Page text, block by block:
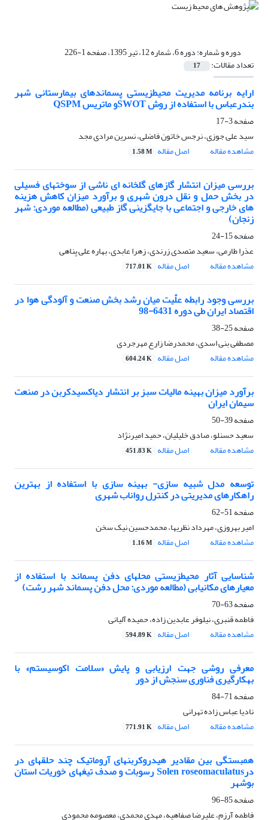
دوره و شماره:دوره 6، شماره 12، تیر 1395، صفحه 1-226
تعداد مقالات: 17
ارایه برنامه مدیریت محیطزیستی پسماندهای بیمارستانی شهر
بندرعباس با استفاده از روش SWOTو ماتریس QSPM
صفحه3-17
سید علی جوزی، نرجس خاتون فاضلی، نسرین مرادی مجد
مشاهده مقاله
اصل مقاله 1.58 M
بررسی میزان انتشار گازهای گلخانه ای ناشی از سوختهای فسیلی
در بخش حمل و نقل درون شهری و برآورد میزان کاهش هزینه
های خارجی و اجتماعی با جایگزینی گاز طبیعی (مطالعه موردی: شهر
زنجان)
صفحه15-24
عذرا طارمی، سعید متصدی زرندی، زهرا عابدی، بهاره علی پناهی
مشاهده مقاله
اصل مقاله 717.01 K
بررسی وجود رابطه علّیت میان رشد بخش صنعت و آلودگی هوا در
اقتصاد ایران طی دوره 6431-98
صفحه25-38
مصطفی بنی اسدی، محمدرضا زارع مهرجردی
مشاهده مقاله
اصل مقاله 604.24 K
برآورد میزان بهینه مالیات سبز بر انتشار دیاکسیدکربن در صنعت
سیمان ایران
صفحه39-50
سعید حسنلو، صادق خلیلیان، حمید امیرنژاد
مشاهده مقاله
اصل مقاله 451.83 K
توسعه مدل شبیه سازی- بهینه سازی با استفاده از بهترین
راهکارهای مدیریتی در کنترل رواناب شهری
صفحه51-62
امیر بهروزی، مهرداد نظریها، محمدحسین نیک سخن
مشاهده مقاله
اصل مقاله 1.16 M
شناسایی آثار محیطزیستی محلهای دفن پسماند با استفاده از
معیارهای مکانیابی (مطالعه موردی: محل دفن پسماند شهر رشت)
صفحه63-70
فاطمه قنبری، نیلوفر عابدین زاده، حمیده آلیانی
مشاهده مقاله
اصل مقاله 594.89 K
معرفی روشی جهت ارزیابی و پایش «سلامت اکوسیستم» با
بهکارگیری فناوری سنجش از دور
صفحه71-84
نادیا عباس زاده تهرانی
مشاهده مقاله
اصل مقاله 771.91 K
همبستگی بین مقادیر هیدروکربنهای آروماتیک چند حلقهای در
درSolen roseomaculatus رسوبات و صدف تیغهای خوریات استان
بوشهر
صفحه85-96
فاطمه آرزم، علیرضا صفاهیه، مهدی محمدی، معصومه محمودی